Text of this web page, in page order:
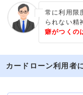
常に利用限
られない精
癖がつくの
カードローン利用者